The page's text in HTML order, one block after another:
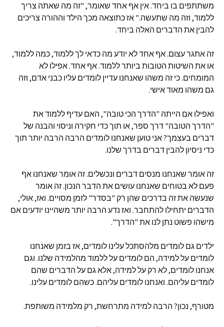
משתתפים בו ביחד. אין אף אחד שאומר, "זה מה שאתה צריך
ללמוד, וזה מה שתעשה." אז כתוצאה מכך הילד וההורה צריכים
להבין את הדברים האלה ביחד.
זה אתגר עצום. אף אחד לא יודע מה כדאי לך ללמוד, כמה ללמוד,
או את השיטות הטובות ביותר ללמוד. אף אחד. אפילו לא
המומחים. כי זה משהו שאנחנו עדיין לומדים עליו כבני אדם, וזה
גם משהו מאוד אישי.
ואפילו אם הייתה "הדרך הכי טובה", האם עדיף ללמוד את
"הדרך הטובה" דרך ספר, או תוך כדי חקירה וניסוי והבנה של
דברים בעצמך? אני טוען שאנחנו לומדים הרבה הרבה יותר תוך
כדי ניסיון להבין דברים בדרך שלנו.
זה אומר שאנחנו מנסים דברים ונכשלים. זה אומר שאנחנו אף
פעם לא בטוחים שאנחנו עושים את הדבר הנכון. זה אומר
שנעשה את זה בדרכים שהן רק "בסדר" לזמן מסויים. ואז, אולי,
הדברים יתחילו להתחבר. ואז נדע הרבה יותר משהיינו יודעים אם
מישהו פשוט נתן לנו את "הדרך".
ילדים גם לומדים מלהסתכל עלינו לומדים, אז בזמן שאנחנו
לומדים על למידה, הם לומדים על ללמוד מהלמידה שלנו. וגם
אנחנו לומדים, לא רק על למידה, אלא גם על הדברים שהם
לומדים עליהם. ואנחנו לומדים עליהם. כשהם לומדים עלינו.
מטורף, נכון? הרבה למידה מתרחשת, רק מלמידה משותפת.